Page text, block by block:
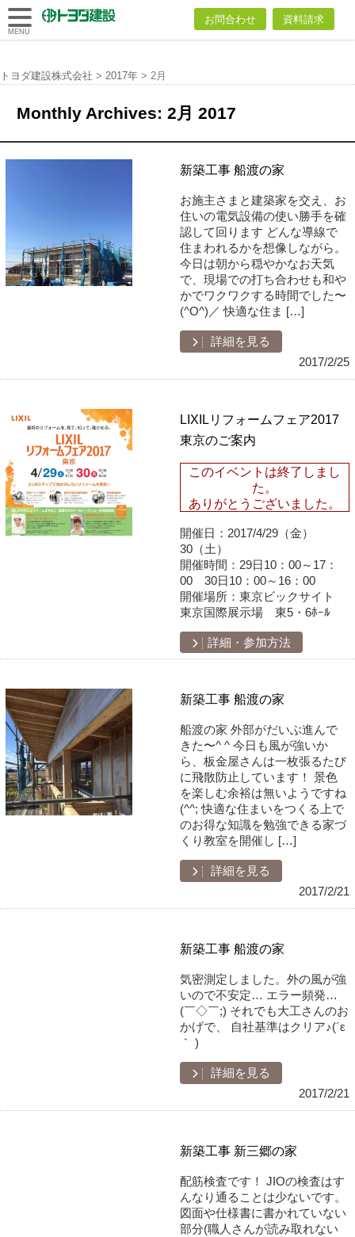
トヨダ建設
お問合わせ 資料請求
MENU
トヨダ建設株式会社 > 2017年 > 2月
Monthly Archives: 2月 2017
新築工事 船渡の家
お施主さまと建築家を交え、お
住いの電気設備の使い勝手を確
認して回ります どんな導線で
住まわれるかを想像しながら。
今日は朝から穏やかなお天気
で、現場での打ち合わせも和や
かでワクワクする時間でした〜
(^O^)／ 快適な住ま […]
詳細を見る
2017/2/25
LIXILリフォームフェア2017
東京のご案内
このイベントは終了しまし
た。
ありがとうございました。
開催日： 2017/4/29（金）
30（土）
開催時間： 29日10：00～17：
00 30日10：00～16：00
開催場所：東京ビックサイト
東京国際展示場 東5・6ﾎｰﾙ
詳細・参加方法
新築工事 船渡の家
船渡の家 外部がだいぶ進んで
きた〜^ ^ 今日も風が強いか
ら、板金屋さんは一枚張るたび
に飛散防止しています！ 景色
を楽しむ余裕は無いようですね
(^^; 快適な住まいをつくる上で
のお得な知識を勉強できる家づ
くり教室を開催し […]
詳細を見る
2017/2/21
新築工事 船渡の家
気密測定しました。外の風が強
いので不安定… エラー頻発…
(￣◇￣;) それでも大工さんのお
かげで、 自社基準はクリア♪(´ε
｀ )
詳細を見る
2017/2/21
新築工事 新三郷の家
配筋検査です！ JIOの検査はす
んなり通ることは少ないです。
図面や仕様書に書かれていない
部分(職人さんが読み取れない